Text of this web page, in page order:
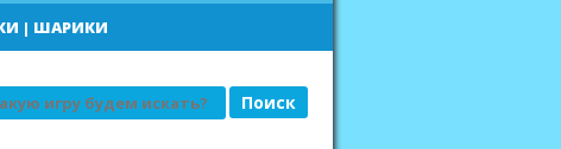
| ШАРИКИ